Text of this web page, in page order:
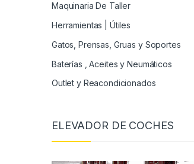
Maquinaria De Taller
Herramientas | Útiles
Gatos, Prensas, Gruas y Soportes
Baterías , Aceites y Neumáticos
Outlet y Reacondicionados
ELEVADOR DE COCHES